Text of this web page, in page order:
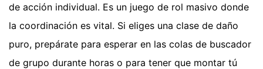
de acción individual. Es un juego de rol masivo donde
la coordinación es vital. Si eliges una clase de daño
puro, prepárate para esperar en las colas de buscador
de grupo durante horas o para tener que montar tú